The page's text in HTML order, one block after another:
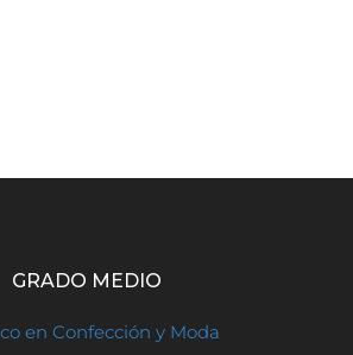
GRADO MEDIO
en Confección y Moda